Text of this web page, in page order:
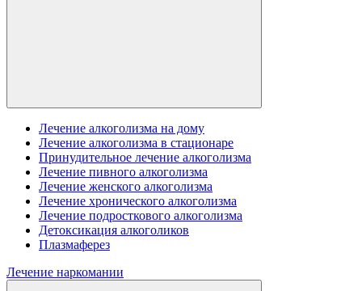
Лечение алкоголизма на дому
Лечение алкоголизма в стационаре
Принудительное лечение алкоголизма
Лечение пивного алкоголизма
Лечение женского алкоголизма
Лечение хронического алкоголизма
Лечение подросткового алкоголизма
Детоксикация алкоголиков
Плазмаферез
Лечение наркомании